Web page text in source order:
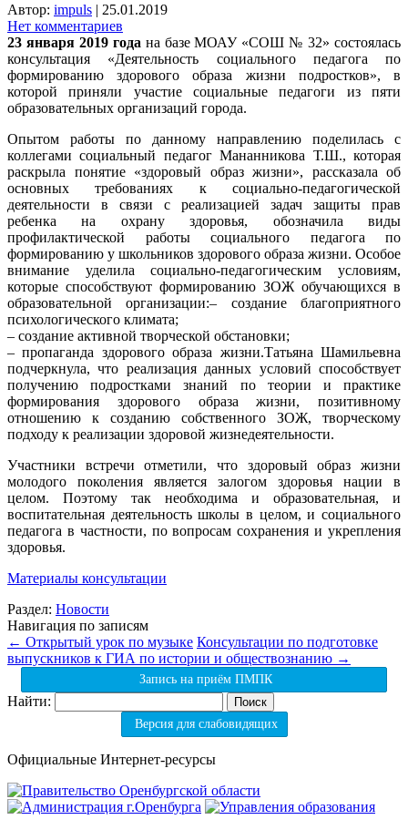
Автор: impuls | 25.01.2019
Нет комментариев
23 января 2019 года на базе МОАУ «СОШ № 32» состоялась
консультация «Деятельность социального педагога по
формированию здорового образа жизни подростков», в
которой приняли участие социальные педагоги из пяти
образовательных организаций города.
Опытом работы по данному направлению поделилась с
коллегами социальный педагог Мананникова Т.Ш., которая
раскрыла понятие «здоровый образ жизни», рассказала об
основных требованиях к социально-педагогической
деятельности в связи с реализацией задач защиты прав
ребенка на охрану здоровья, обозначила виды
профилактической работы социального педагога по
формированию у школьников здорового образа жизни. Особое
внимание уделила социально-педагогическим условиям,
которые способствуют формированию ЗОЖ обучающихся в
образовательной организации:– создание благоприятного
психологического климата;
– создание активной творческой обстановки;
– пропаганда здорового образа жизни.Татьяна Шамильевна
подчеркнула, что реализация данных условий способствует
получению подростками знаний по теории и практике
формирования здорового образа жизни, позитивному
отношению к созданию собственного ЗОЖ, творческому
подходу к реализации здоровой жизнедеятельности.
Участники встречи отметили, что здоровый образ жизни
молодого поколения является залогом здоровья нации в
целом. Поэтому так необходима и образовательная, и
воспитательная деятельность школы в целом, и социального
педагога в частности, по вопросам сохранения и укрепления
здоровья.
Материалы консультации
Раздел: Новости
Навигация по записям
← Открытый урок по музыке Консультации по подготовке
выпускников к ГИА по истории и обществознанию →
Запись на приём ПМПК
Найти:
Версия для слабовидящих
Официальные Интернет-ресурсы